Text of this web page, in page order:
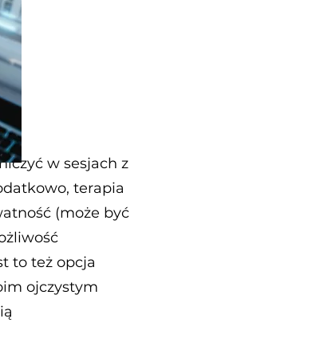
w sesjach z
terapia
(może być
to też opcja
ojczystym